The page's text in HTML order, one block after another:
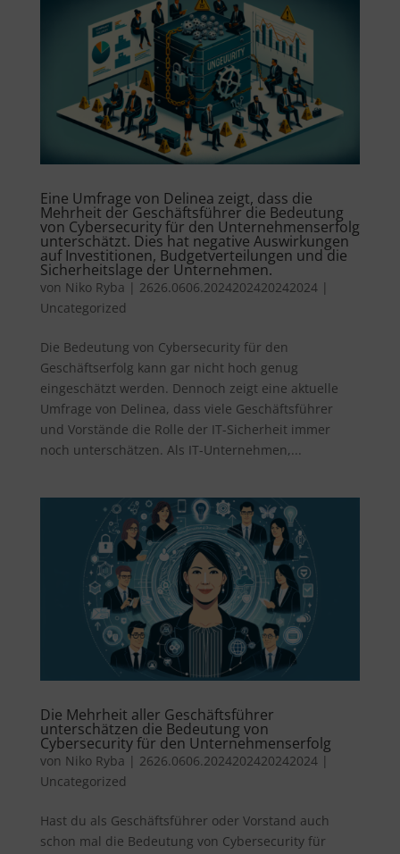
Eine Umfrage von Delinea zeigt, dass die
Mehrheit der Geschäftsführer die Bedeutung
von Cybersecurity für den Unternehmenserfolg
unterschätzt. Dies hat negative Auswirkungen
auf Investitionen, Budgetverteilungen und die
Sicherheitslage der Unternehmen.
von Niko Ryba | 2626.0606.2024202420242024|
Uncategorized
Die Bedeutung von Cybersecurity für den
Geschäftserfolg kann gar nicht hoch genug
eingeschätzt werden. Dennoch zeigt eine aktuelle
Umfrage von Delinea, dass viele Geschäftsführer
und Vorstände die Rolle der IT-Sicherheit immer
noch unterschätzen. Als IT-Unternehmen,...
Die Mehrheit aller Geschäftsführer
unterschätzen die Bedeutung von
Cybersecurity für den Unternehmenserfolg
von Niko Ryba | 2626.0606.2024202420242024|
Uncategorized
Hast du als Geschäftsführer oder Vorstand auch
schon mal die Bedeutung von Cybersecurity für